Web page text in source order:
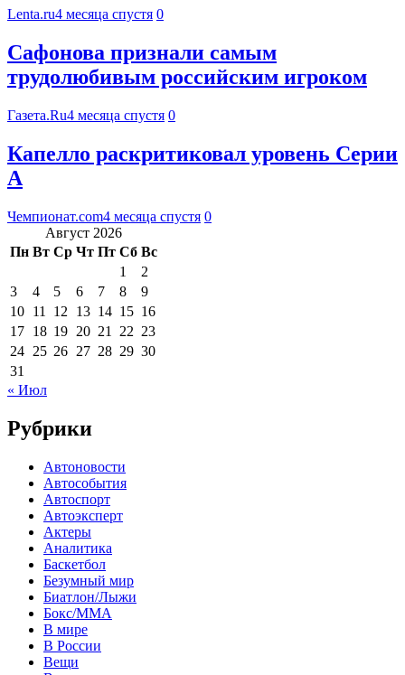
Lenta.ru4 месяца спустя 0
Сафонова признали самым
трудолюбивым российским игроком
Газета.Ru4 месяца спустя 0
Капелло раскритиковал уровень Серии
А
Чемпионат.com4 месяца спустя 0
Август 2026
Пн Вт Ср Чт Пт Сб Вс
1
2
3
4 5 6 7 8
9
10 11 12 13 14 15 16
17 18 19 20 21 22 23
24 25 26 27 28 29 30
31
« Июл
Рубрики
Автоновости
Автособытия
Автоспорт
Автоэксперт
Актеры
Аналитика
Баскетбол
Безумный мир
Биатлон/Лыжи
Бокс/MMA
В мире
В России
Вещи